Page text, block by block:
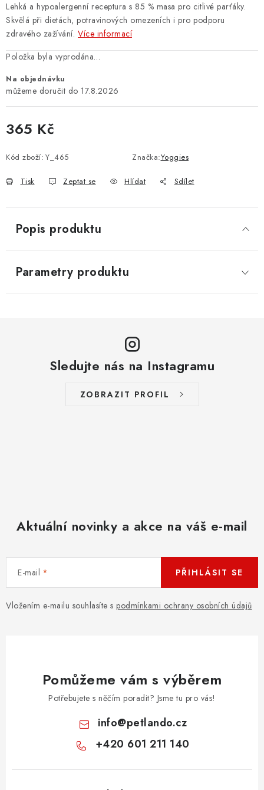
Lehká a hypoalergenní receptura s 85 % masa pro citlivé parťáky.
Skvělá při dietách, potravinových omezeních i pro podporu
zdravého zažívání. Více informací
Položka byla vyprodána…
Na objednávku
17.8.2026
365 Kč
Kód zboží: Y_465 Značka:Yoggies
Tisk Zeptat se Hlídat Sdílet
Popis produktu
Parametry produktu
Sledujte nás na Instagramu
ZOBRAZIT PROFIL
Aktuální novinky a akce na váš e-mail
E-mail
Vložením e-mailu souhlasíte s podmínkami ochrany osobních údajů
PŘIHLÁSIT SE
Pomůžeme vám s výběrem
Potřebujete s něčím poradit? Jsme tu pro vás!
info@petlando.cz
+420 601 211 140